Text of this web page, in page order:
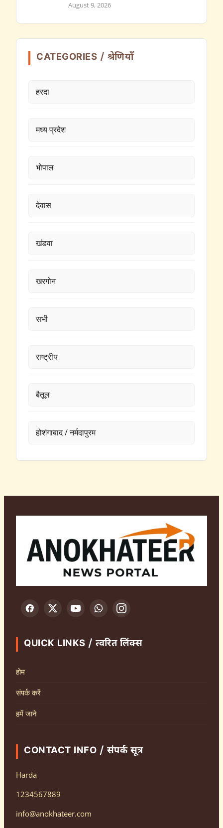
August 9, 2026
CATEGORIES / श्रेणियाँ
हरदा
मध्य प्रदेश
भोपाल
देवास
खंडवा
खरगोन
सभी
राष्ट्रीय
बैतूल
होशंगाबाद / नर्मदापुरम
QUICK LINKS / त्वरित लिंक्स
होम
संपर्क करें
हमें जाने
CONTACT INFO / संपर्क सूत्र
Harda
1234567889
info@anokhateer.com